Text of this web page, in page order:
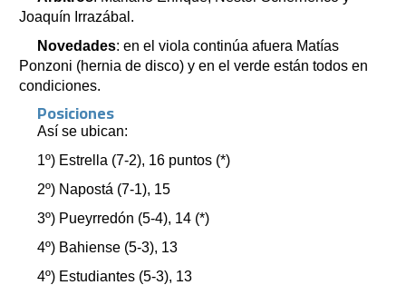
Joaquín Irrazábal.
Novedades: en el viola continúa afuera Matías
Ponzoni (hernia de disco) y en el verde están todos en
condiciones.
Posiciones
Así se ubican:
1º) Estrella (7-2), 16 puntos (*)
2º) Napostá (7-1), 15
3º) Pueyrredón (5-4), 14 (*)
4º) Bahiense (5-3), 13
4º) Estudiantes (5-3), 13